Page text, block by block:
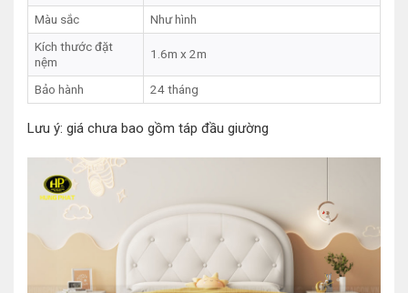
Màu sắc
Như hình
Kích thước đặt
nệm
1.6m x 2m
Bảo hành 24 tháng
Lưu ý: giá chưa bao gồm táp đầu giường